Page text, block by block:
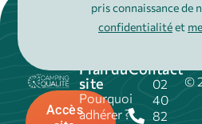
pris connaissance de
confidentialitéet
Accès
Plan du
site
Pourquoi
adhérer ?
Contact
02
40
82
©